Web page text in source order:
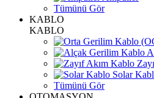
Tümünü Gör
KABLO
KABLO
Solar
Tümünü Gör